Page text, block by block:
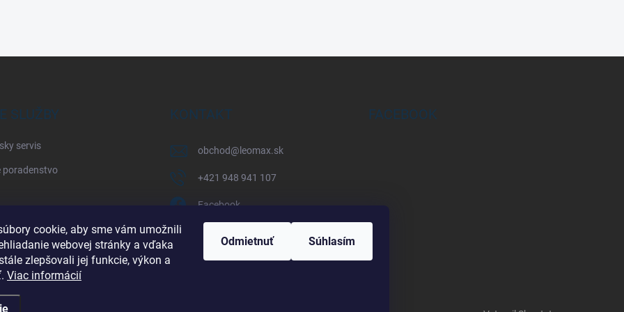
cookie, aby sme vám umožnili
webovej stránky a vďaka
zlepšovali jej funkcie, výkon a
Viac informácií
Odmietnuť Súhlasím
SLUŽBY
servis
poradenstvo
KONTAKT
obchod@ leomax.sk
+421 948 941 107
Facebook
+421 948 941 107
FACEBOOK